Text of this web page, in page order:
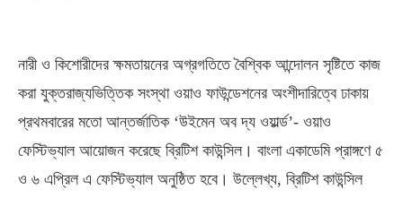
নারী ও কিশোরীদের ক্ষমতায়নের অগ্রগতিতে বৈশ্বিক আন্দোলন সৃষ্টিতে কাজ
করা যুক্তরাজ্যভিত্তিক সংস্থা ওয়াও ফাউন্ডেশনের অংশীদারিত্বে ঢাকায়
প্রথমবারের মতো আন্তর্জাতিক ‘উইমেন অব দ্য ওয়ার্ল্ড’- ওয়াও
ফেস্টিভ্যাল আয়োজন করেছে ব্রিটিশ কাউন্সিল। বাংলা একাডেমি প্রাঙ্গণে ৫
ও ৬ এপ্রিল এ ফেস্টিভ্যাল অনুষ্ঠিত হবে। উল্লেখ্য, ব্রিটিশ কাউন্সিল